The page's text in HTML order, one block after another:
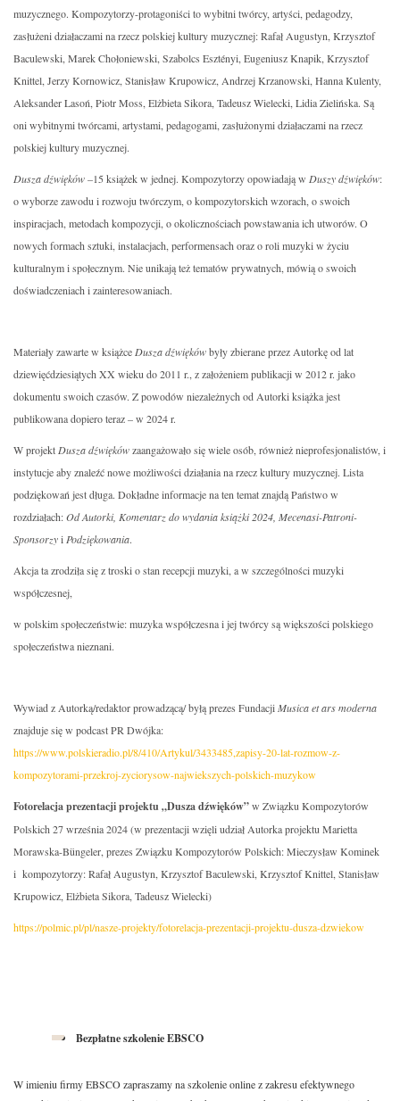
muzycznego. Kompozytorzy-protagoniści to wybitni twórcy, artyści, pedagodzy,
zasłużeni działaczami na rzecz polskiej kultury muzycznej: Rafał Augustyn, Krzysztof
Baculewski, Marek Chołoniewski, Szabolcs Esztényi, Eugeniusz Knapik, Krzysztof
Knittel, Jerzy Kornowicz, Stanisław Krupowicz, Andrzej Krzanowski, Hanna Kulenty,
Aleksander Lasoń, Piotr Moss, Elżbieta Sikora, Tadeusz Wielecki, Lidia Zielińska. Są
oni wybitnymi twórcami, artystami, pedagogami, zasłużonymi działaczami na rzecz
polskiej kultury muzycznej.
Dusza dźwięków–15 książek w jednej. Kompozytorzy opowiadają w Duszy dźwięków:
o wyborze zawodu i rozwoju twórczym, o kompozytorskich wzorach, o swoich
inspiracjach, metodach kompozycji, o okolicznościach powstawania ich utworów. O
nowych formach sztuki, instalacjach, performensach oraz o roli muzyki w życiu
kulturalnym i społecznym. Nie unikają też tematów prywatnych, mówią o swoich
doświadczeniach i zainteresowaniach.
Materiały zawarte w książce Dusza dźwiękówbyły zbierane przez Autorkę od lat
dziewięćdziesiątych XX wieku do 2011 r., z założeniem publikacji w 2012 r. jako
dokumentu swoich czasów. Z powodów niezależnych od Autorki książka jest
publikowana dopiero teraz – w 2024 r.
W projekt Dusza dźwiękówzaangażowało się wiele osób, również nieprofesjonalistów, i
instytucje aby znaleźć nowe możliwości działania na rzecz kultury muzycznej. Lista
podziękowań jest długa. Dokładne informacje na ten temat znajdą Państwo w
rozdziałach:Od Autorki, Komentarz do wydania książki 2024, Mecenasi-Patroni-
Sponsorzyi Podziękowania.
Akcja ta zrodziła się z troski o stan recepcji muzyki, a w szczególności muzyki
współczesnej,
w polskim społeczeństwie: muzyka współczesna i jej twórcy są większości polskiego
społeczeństwa nieznani.
Wywiad z Autorką/redaktor prowadzącą/ byłą prezes FundacjiMusica et ars moderna
znajduje się w podcast PR Dwójka:
https://www.polskieradio.pl/8/410/Artykul/3433485,zapisy-20-lat-rozmow-z-
kompozytorami-przekroj-zyciorysow-najwiekszych-polskich-muzykow
Fotorelacja prezentacji projektu „Dusza dźwięków”w Związku Kompozytorów
Polskich 27 września 2024 (w prezentacji wzięli udział Autorka projektu Marietta
Morawska-Büngeler, prezes Związku Kompozytorów Polskich: Mieczysław Kominek
i kompozytorzy: Rafał Augustyn, Krzysztof Baculewski, Krzysztof Knittel, Stanisław
Krupowicz, Elżbieta Sikora, Tadeusz Wielecki)
https://polmic.pl/pl/nasze-projekty/fotorelacja-prezentacji-projektu-dusza-dzwiekow
Bezpłatne szkolenie EBSCO
W imieniu firmy EBSCO zapraszamy na szkolenie online z zakresu efektywnego